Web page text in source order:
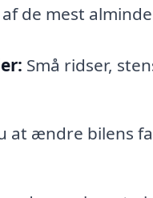
de mest
Små ridser,
at ændre bilens